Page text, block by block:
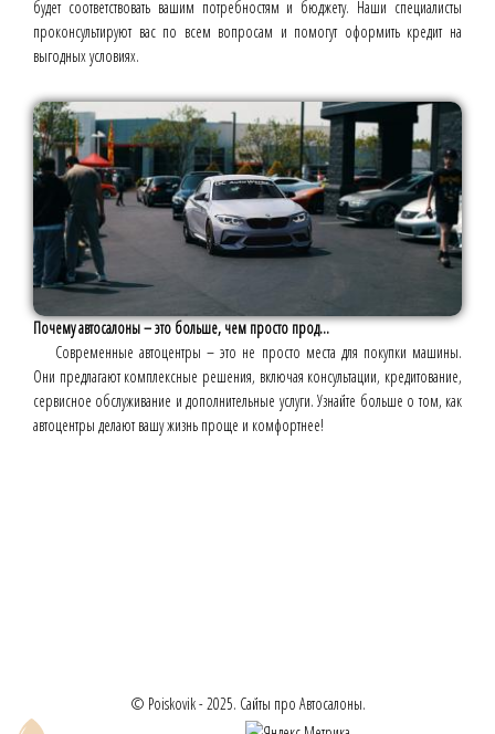
будет соответствовать вашим потребностям и бюджету. Наши специалисты
проконсультируют вас по всем вопросам и помогут оформить кредит на
выгодных условиях.
Почему автосалоны – это больше, чем просто прод...
Современные автоцентры – это не просто места для покупки машины.
Они предлагают комплексные решения, включая консультации, кредитование,
сервисное обслуживание и дополнительные услуги. Узнайте больше о том, как
автоцентры делают вашу жизнь проще и комфортнее!
© Poiskovik - 2025. Сайты про Автосалоны.